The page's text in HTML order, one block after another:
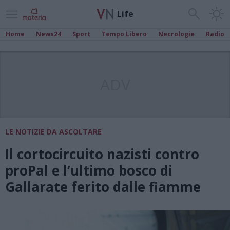
Life
Home News24 Sport Tempo Libero Necrologie Radio
LE NOTIZIE DA ASCOLTARE
Il cortocircuito nazisti contro
proPal e l’ultimo bosco di
Gallarate ferito dalle fiamme